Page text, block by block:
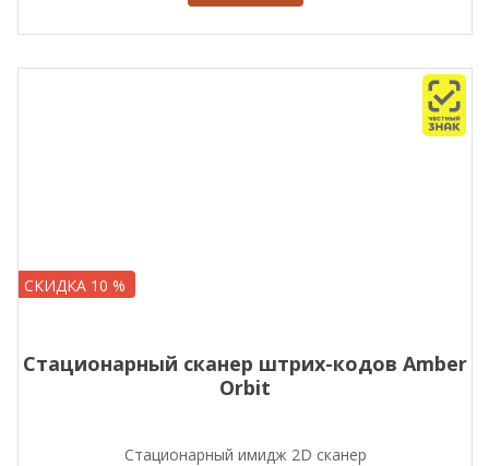
СКИДКА 10 %
Стационарный сканер штрих-кодов Amber
Orbit
Стационарный имидж 2D сканер